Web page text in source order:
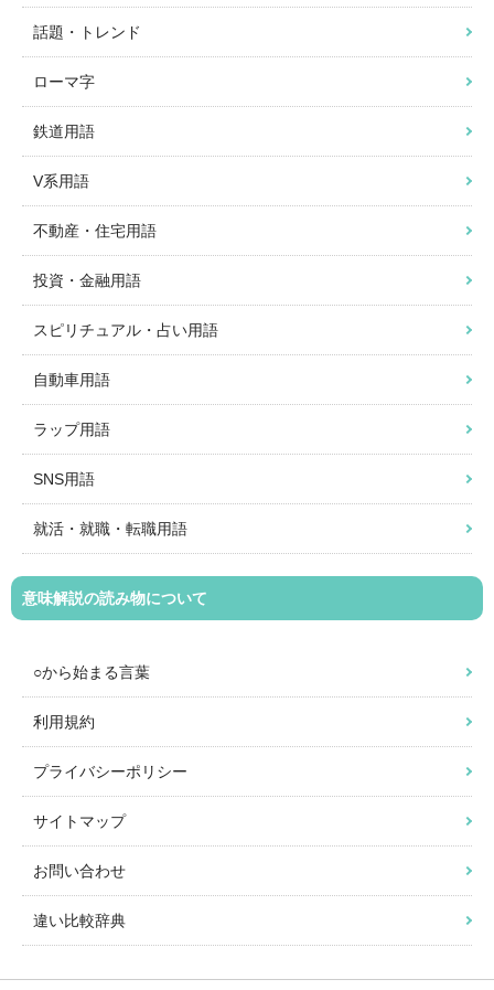
話題・トレンド
ローマ字
鉄道用語
V系用語
不動産・住宅用語
投資・金融用語
スピリチュアル・占い用語
自動車用語
ラップ用語
SNS用語
就活・就職・転職用語
意味解説の読み物について
○から始まる言葉
利用規約
プライバシーポリシー
サイトマップ
お問い合わせ
違い比較辞典